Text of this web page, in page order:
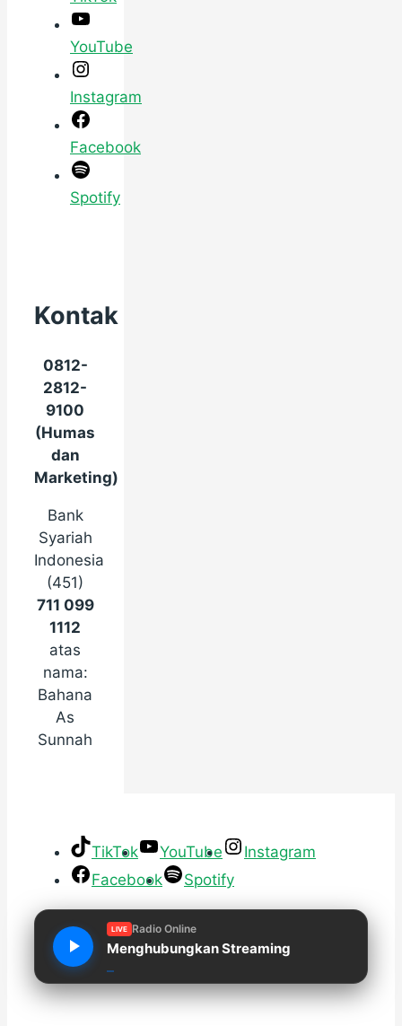
YouTube
Instagram
Facebook
Spotify
Kontak
0812-
2812-
9100
(Humas
dan
Marketing)
Bank
Syariah
Indonesia
(451)
711 099
1112
atas
nama:
Bahana
As
Sunnah
TikTok YouTube
Instagram
Facebook
Spotify
LIVE Radio Online
Menghubungkan Streaming